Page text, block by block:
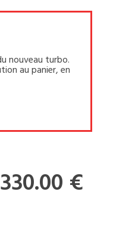
nouveau turbo.
au panier, en
330.00 €